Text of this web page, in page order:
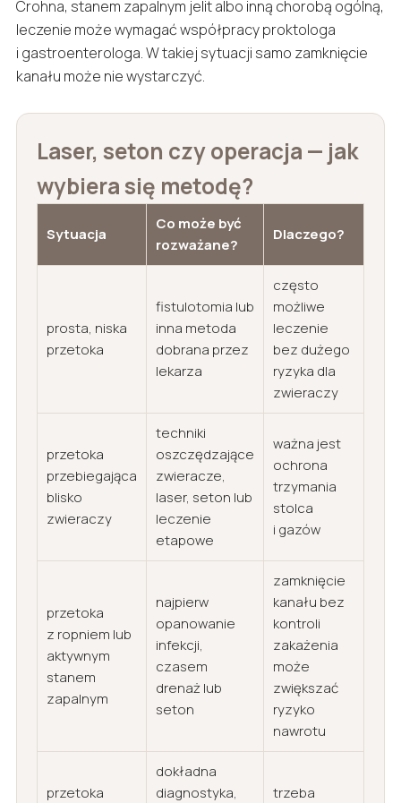
Crohna, stanem zapalnym jelit albo inną chorobą ogólną,
leczenie może wymagać współpracy proktologa
i gastroenterologa. W takiej sytuacji samo zamknięcie
kanału może nie wystarczyć.
Laser, seton czy operacja — jak
wybiera się metodę?
Sytuacja
Co może być
rozważane?
Dlaczego?
prosta, niska
przetoka
fistulotomia lub
inna metoda
dobrana przez
lekarza
często
możliwe
leczenie
bez dużego
ryzyka dla
zwieraczy
przetoka
przebiegająca
blisko
zwieraczy
techniki
oszczędzające
zwieracze,
laser, seton lub
leczenie
etapowe
ważna jest
ochrona
trzymania
stolca
i gazów
przetoka
z ropniem lub
aktywnym
stanem
zapalnym
najpierw
opanowanie
infekcji,
czasem
drenaż lub
seton
zamknięcie
kanału bez
kontroli
zakażenia
może
zwiększać
ryzyko
nawrotu
przetoka
dokładna
diagnostyka,
trzeba